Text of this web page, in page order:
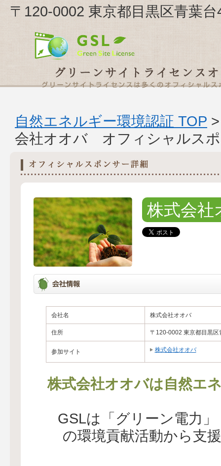
〒120-0002 東京都目黒区青葉
自然エネルギー環境認証 TOP
会社オオバ オフィシャルス
株式会社
会社名 株式会社オオバ
住所 〒120-0002 東京都目黒
参加サイト 株式会社オオバ
株式会社オオバは自然エ
GSLは「グリーン電力
の環境貢献活動から支